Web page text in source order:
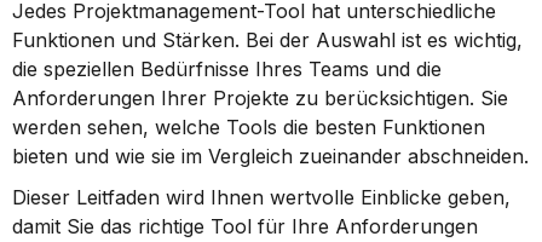
Jedes Projektmanagement-Tool hat unterschiedliche
Funktionen und Stärken. Bei der Auswahl ist es wichtig,
die speziellen Bedürfnisse Ihres Teams und die
Anforderungen Ihrer Projekte zu berücksichtigen. Sie
werden sehen, welche Tools die besten Funktionen
bieten und wie sie im Vergleich zueinander abschneiden.
Dieser Leitfaden wird Ihnen wertvolle Einblicke geben,
damit Sie das richtige Tool für Ihre Anforderungen